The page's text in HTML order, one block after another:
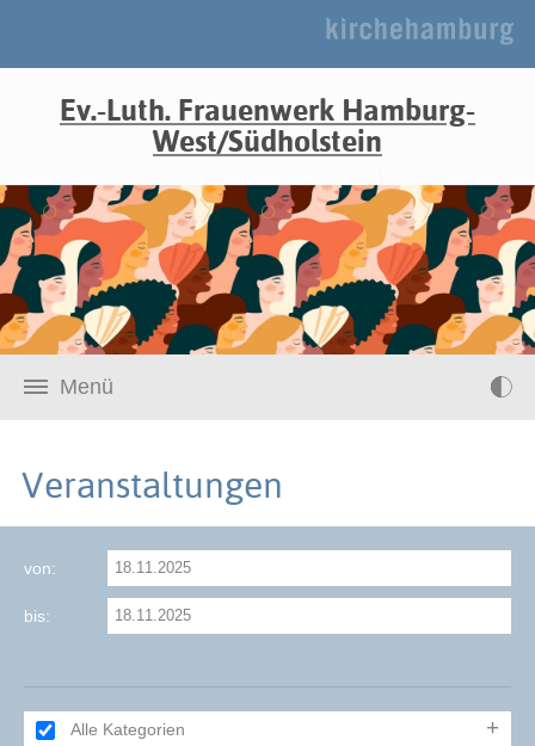
Ev.-Luth. Frauenwerk Hamburg-
West/Südholstein
Menü
Veranstaltungen
von:
bis:
Alle Kategorien